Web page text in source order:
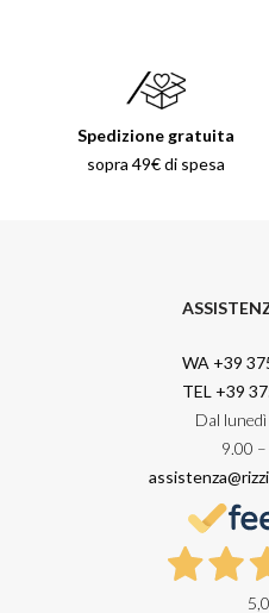
Spedizione gratuita
sopra 49€ di spesa
WA +39
TEL +39
Dal
9.00
5,0